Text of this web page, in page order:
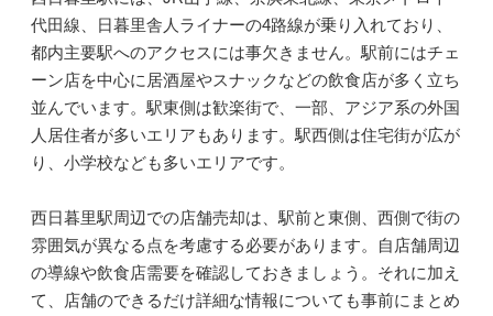
代田線、日暮里舎人ライナーの4路線が乗り入れており、
都内主要駅へのアクセスには事欠きません。駅前にはチェ
ーン店を中心に居酒屋やスナックなどの飲食店が多く立ち
並んでいます。駅東側は歓楽街で、一部、アジア系の外国
人居住者が多いエリアもあります。駅西側は住宅街が広が
り、小学校なども多いエリアです。
西日暮里駅周辺での店舗売却は、駅前と東側、西側で街の
雰囲気が異なる点を考慮する必要があります。自店舗周辺
の導線や飲食店需要を確認しておきましょう。それに加え
て、店舗のできるだけ詳細な情報についても事前にまとめ